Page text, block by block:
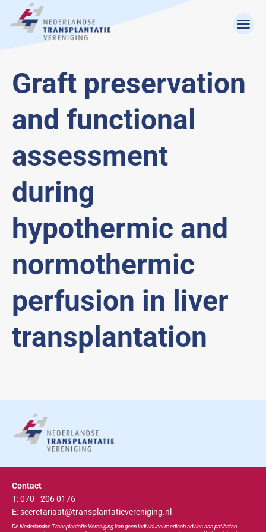
Graft preservation
and functional
assessment
during
hypothermic and
normothermic
perfusion in liver
transplantation
Contact
T: 070 - 206 0176
E: secretariaat@transplantatievereniging.nl
De Nederlandse Transplantatie Vereniging kan geen individueel medisch advies aan patiënten